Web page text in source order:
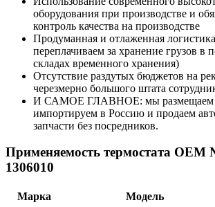
оборудования при производстве и
контроль качества на производстве
Продуманная и отлаженная
переплачиваем за хранение грузов в
складах временного хранения)
Отсутствие раздутых бюджетов на
черезмерно большого штата
И САМОЕ ГЛАВНОЕ: мы размещаем
импортируем в Россию и продаем
запчасти без посредников.
Применяемость термостата OEM
1306010
Марка Модель